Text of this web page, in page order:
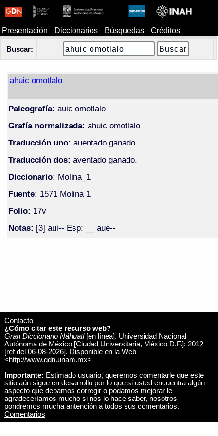
Presentación Diccionarios Búsquedas Créditos
Buscar:
ahuic omotlalo
Paleografía: auic omotlalo
Grafía normalizada: ahuic omotlalo
Traducción uno: auentado ganado.
Traducción dos: aventado ganado.
Diccionario: Molina_1
Fuente: 1571 Molina 1
Folio: 17v
Notas: [3] aui-- Esp: __ aue--
Contacto
¿Cómo citar este recurso web?
Gran Diccionario Náhuatl[en línea]. Universidad Nacional
Autónoma de México [Ciudad Universitaria, México D.F.]: 2012
[ref del 06-08-2026]. Disponible en la Web
<http://www.gdn.unam.mx>
Importante: Estimado usuario, queremos comentarle que este
sitio aún sigue en desarrollo por lo que si usted encuentra algún
aspecto que debamos corregir o podamos mejorar le
agradeceríamos mucho si nos lo hace saber, nosotros
pondremos mucha antención a todos sus comentarios.
Comentarios